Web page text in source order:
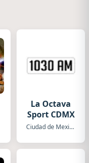
La Octava
Sport CDMX
Ciudad de Mexico